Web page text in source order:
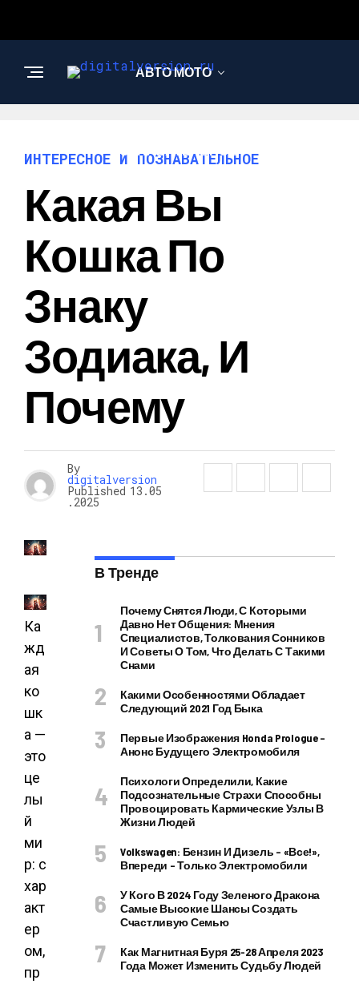
АВТО МОТО
ПОЗНАВАТЕЛЬНОЕ
ИНТЕРЕСНОЕ И ПОЗНАВАТЕЛЬНОЕ
Какая Вы
Кошка По
Знаку
Зодиака, И
Почему
By
digitalversion
Published 13.05
.2025
Ка
жд
ая
ко
шк
а —
это
це
лы
й
ми
р: с
хар
акт
ер
ом,
пр
В Тренде
Почему Снятся Люди, С Которыми
Давно Нет Общения: Мнения
Специалистов, Толкования Сонников
И Советы О Том, Что Делать С Такими
Снами
Какими Особенностями Обладает
Следующий 2021 Год Быка
Первые Изображения Honda Prologue –
Анонс Будущего Электромобиля
Психологи Определили, Какие
Подсознательные Страхи Способны
Провоцировать Кармические Узлы В
Жизни Людей
Volkswagen: Бензин И Дизель – «все!»,
Впереди – Только Электромобили
У Кого В 2024 Году Зеленого Дракона
Самые Высокие Шансы Создать
Счастливую Семью
Как Магнитная Буря 25-28 Апреля 2023
Года Может Изменить Судьбу Людей